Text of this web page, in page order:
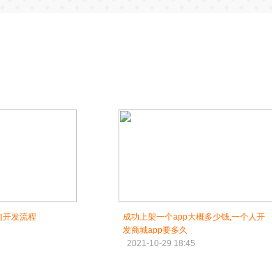
发流程
成功上架一个app大概多少钱,一个人开
发商城app要多久
2021-10-29 18:45